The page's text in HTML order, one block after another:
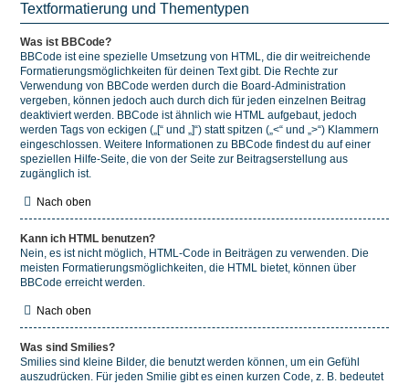
Textformatierung und Thementypen
Was ist BBCode?
BBCode ist eine spezielle Umsetzung von HTML, die dir weitreichende
Formatierungsmöglichkeiten für deinen Text gibt. Die Rechte zur
Verwendung von BBCode werden durch die Board-Administration
vergeben, können jedoch auch durch dich für jeden einzelnen Beitrag
deaktiviert werden. BBCode ist ähnlich wie HTML aufgebaut, jedoch
werden Tags von eckigen („[“ und „]“) statt spitzen („<“ und „>“) Klammern
eingeschlossen. Weitere Informationen zu BBCode findest du auf einer
speziellen Hilfe-Seite, die von der Seite zur Beitragserstellung aus
zugänglich ist.
Nach oben
Kann ich HTML benutzen?
Nein, es ist nicht möglich, HTML-Code in Beiträgen zu verwenden. Die
meisten Formatierungsmöglichkeiten, die HTML bietet, können über
BBCode erreicht werden.
Nach oben
Was sind Smilies?
Smilies sind kleine Bilder, die benutzt werden können, um ein Gefühl
auszudrücken. Für jeden Smilie gibt es einen kurzen Code, z. B. bedeutet